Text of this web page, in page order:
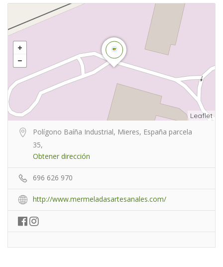
Leaflet
Polígono Baíña Industrial, Mieres, España parcela
35,
Obtener dirección
696 626 970
http://www.mermeladasartesanales.com/